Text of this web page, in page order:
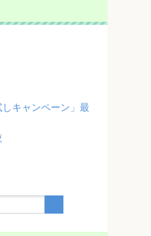
しキャンペーン」最